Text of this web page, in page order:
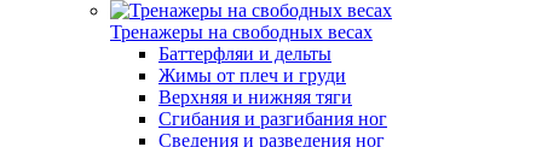
Тренажеры на свободных весах
Баттерфляи и дельты
Жимы от плеч и груди
Верхняя и нижняя тяги
Сгибания и разгибания ног
Сведения и разведения ног